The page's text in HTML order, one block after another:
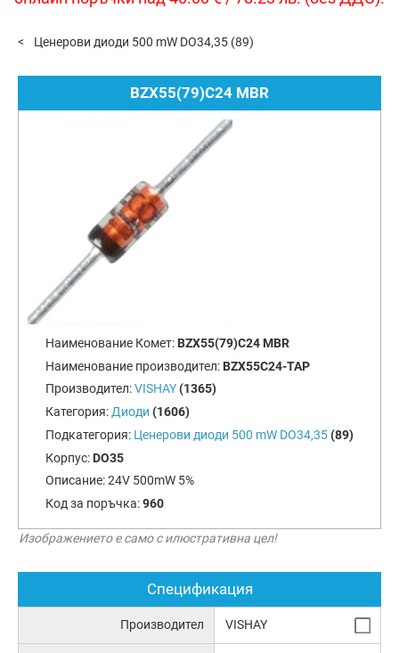
Ценерови диоди 500 mW DO34,35 (89)
BZX55(79)C24 MBR
Наименование Комет: BZX55(79)C24 MBR
Наименование производител: BZX55C24-TAP
Производител:VISHAY(1365)
Категория: Диоди (1606)
Подкатегория: Ценерови диоди 500 mW DO34,35(89)
Корпус: DO35
Описание:24V 500mW 5%
Код за поръчка:960
Изображението е само с илюстративна цел!
Спецификация
Производител VISHAY